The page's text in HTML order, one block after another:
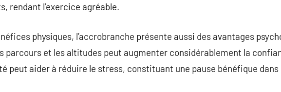
rendant l’exercice agréable.
physiques, l’accrobranche présente aussi des avantages
parcours et les altitudes peut augmenter considérablement la
peut aider à réduire le stress, constituant une pause bénéfique